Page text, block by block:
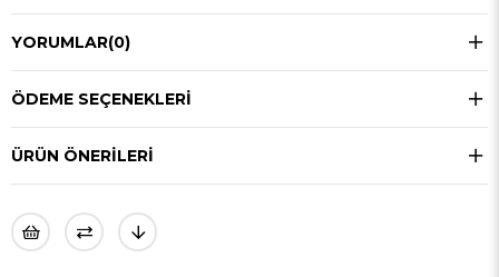
YORUMLAR(0)
ÖDEME SEÇENEKLERI
ÜRÜN ÖNERILERI